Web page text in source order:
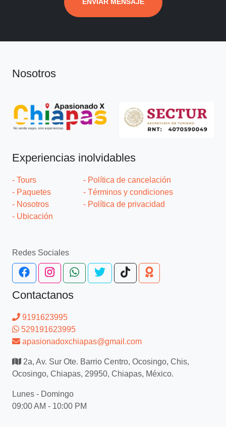
ENVIAR MENSAJE
Nosotros
Experiencias inolvidables
- Tours
- Paquetes
- Nosotros
- Ubicación
- Política de cancelación
- Términos y condiciones
- Política de privacidad
Redes Sociales
Contactanos
9191623995
529191623995
apasionadoxchiapas@gmail.com
2a, Av. Sur Ote. Barrio Centro, Ocosingo, Chis,
Ocosingo, Chiapas, 29950, Chiapas, México.
Lunes - Domingo
09:00 AM - 10:00 PM